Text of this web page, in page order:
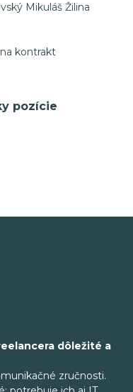
Mikuláš Žilina
kontrakt
pozície
dôležité a
zručnosti.